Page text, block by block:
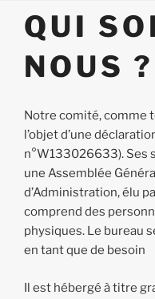
QUI
NOUS ?
Notre comité, comme
l’objet d’une
n°W133026633). Ses
une Assemblée
d’Administration, élu
comprend des
physiques. Le bureau
en tant que de besoin
Il est hébergé à titre